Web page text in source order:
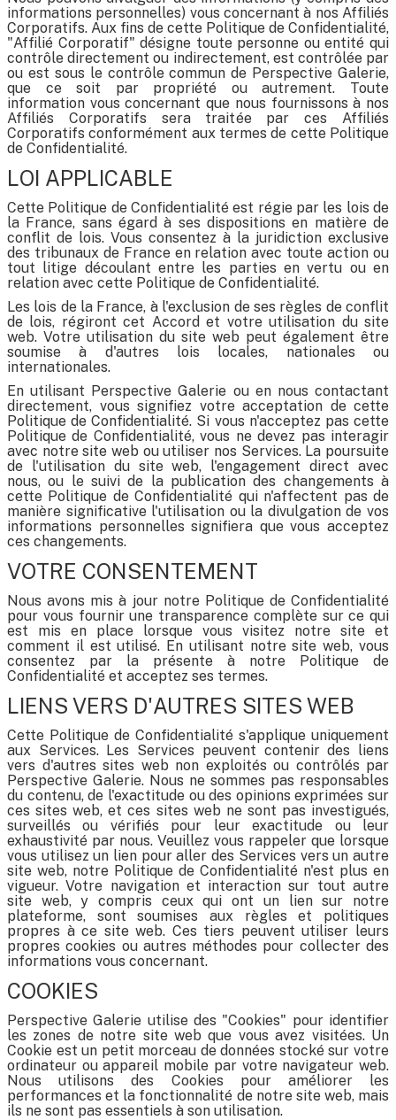
informations personnelles) vous concernant à nos Affiliés
Corporatifs. Aux fins de cette Politique de Confidentialité,
"Affilié Corporatif" désigne toute personne ou entité qui
contrôle directement ou indirectement, est contrôlée par
ou est sous le contrôle commun de Perspective Galerie,
que ce soit par propriété ou autrement. Toute
information vous concernant que nous fournissons à nos
Affiliés Corporatifs sera traitée par ces Affiliés
Corporatifs conformément aux termes de cette Politique
de Confidentialité.
LOI APPLICABLE
Cette Politique de Confidentialité est régie par les lois de
la France, sans égard à ses dispositions en matière de
conflit de lois. Vous consentez à la juridiction exclusive
des tribunaux de France en relation avec toute action ou
tout litige découlant entre les parties en vertu ou en
relation avec cette Politique de Confidentialité.
Les lois de la France, à l'exclusion de ses règles de conflit
de lois, régiront cet Accord et votre utilisation du site
web. Votre utilisation du site web peut également être
soumise à d'autres lois locales, nationales ou
internationales.
En utilisant Perspective Galerie ou en nous contactant
directement, vous signifiez votre acceptation de cette
Politique de Confidentialité. Si vous n'acceptez pas cette
Politique de Confidentialité, vous ne devez pas interagir
avec notre site web ou utiliser nos Services. La poursuite
de l'utilisation du site web, l'engagement direct avec
nous, ou le suivi de la publication des changements à
cette Politique de Confidentialité qui n'affectent pas de
manière significative l'utilisation ou la divulgation de vos
informations personnelles signifiera que vous acceptez
ces changements.
VOTRE CONSENTEMENT
Nous avons mis à jour notre Politique de Confidentialité
pour vous fournir une transparence complète sur ce qui
est mis en place lorsque vous visitez notre site et
comment il est utilisé. En utilisant notre site web, vous
consentez par la présente à notre Politique de
Confidentialité et acceptez ses termes.
LIENS VERS D'AUTRES SITES WEB
Cette Politique de Confidentialité s'applique uniquement
aux Services. Les Services peuvent contenir des liens
vers d'autres sites web non exploités ou contrôlés par
Perspective Galerie. Nous ne sommes pas responsables
du contenu, de l'exactitude ou des opinions exprimées sur
ces sites web, et ces sites web ne sont pas investigués,
surveillés ou vérifiés pour leur exactitude ou leur
exhaustivité par nous. Veuillez vous rappeler que lorsque
vous utilisez un lien pour aller des Services vers un autre
site web, notre Politique de Confidentialité n'est plus en
vigueur. Votre navigation et interaction sur tout autre
site web, y compris ceux qui ont un lien sur notre
plateforme, sont soumises aux règles et politiques
propres à ce site web. Ces tiers peuvent utiliser leurs
propres cookies ou autres méthodes pour collecter des
informations vous concernant.
COOKIES
Perspective Galerie utilise des "Cookies" pour identifier
les zones de notre site web que vous avez visitées. Un
Cookie est un petit morceau de données stocké sur votre
ordinateur ou appareil mobile par votre navigateur web.
Nous utilisons des Cookies pour améliorer les
performances et la fonctionnalité de notre site web, mais
ils ne sont pas essentiels à son utilisation.